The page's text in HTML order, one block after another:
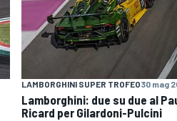
LAMBORGHINI SUPER TROFEO30 mag
Lamborghini: due su due al
Ricard per Gilardoni-Pulcini